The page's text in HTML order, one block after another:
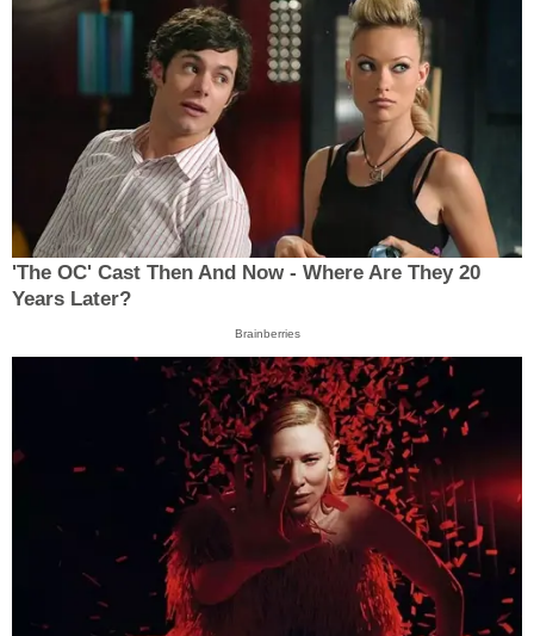
'The OC' Cast Then And Now - Where Are They 20
Years Later?
Brainberries